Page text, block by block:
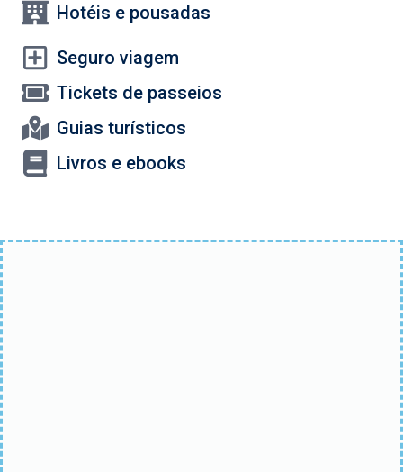
Hotéis e pousadas
Seguro viagem
Tickets de passeios
Guias turísticos
Livros e ebooks